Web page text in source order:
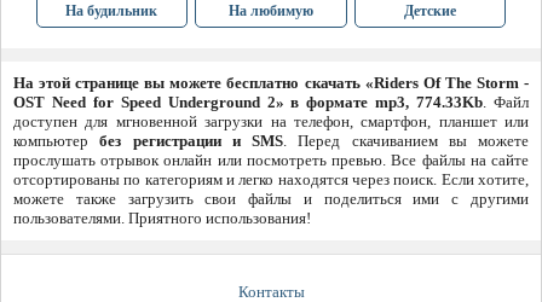
На будильник На любимую Детские
На этой странице вы можете бесплатно скачать «Riders Of The Storm -
OST Need for Speed Underground 2» в формате mp3, 774.33Kb. Файл
доступен для мгновенной загрузки на телефон, смартфон, планшет или
компьютербез регистрации и SMS. Перед скачиванием вы можете
прослушать отрывок онлайн или посмотреть превью. Все файлы на сайте
отсортированы по категориям и легко находятся через поиск. Если хотите,
можете также загрузить свои файлы и поделиться ими с другими
пользователями. Приятного использования!
Контакты